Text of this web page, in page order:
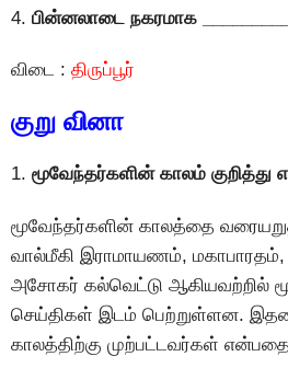
4. பின்னலாடை நகரமாக
விடை : திருப்பூர்
குறு வினா
1. மூவேந்தர்களின் காலம் குறித்து
மூவேந்தர்களின் காலத்தை
வால்மீகி இராமாயணம், மகாபாரதம்,
அசோகர் கல்வெட்டு ஆகியவற்றில்
செய்திகள் இடம் பெற்றுள்ளன.
காலத்திற்கு முற்பட்டவர்கள்